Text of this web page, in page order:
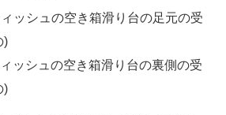
ッシュの空き箱滑り台の足元の受
)
ッシュの空き箱滑り台の裏側の受
)